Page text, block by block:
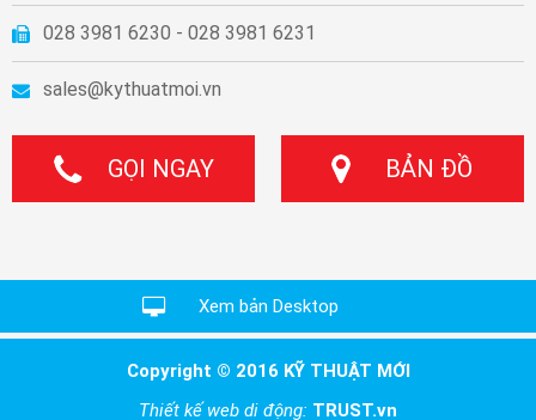
028 3981 6230 - 028 3981 6231
sales@kythuatmoi.vn
GỌI NGAY BẢN ĐỒ
Xem bản Desktop
Copyright © 2016 KỸ THUẬT MỚI
Thiết kế web di động: TRUST.vn